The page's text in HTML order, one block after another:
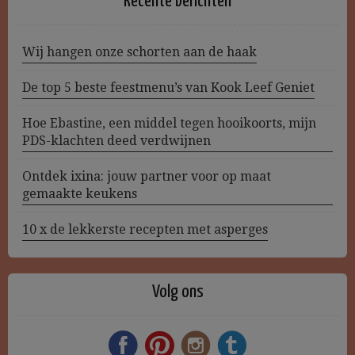
Wij hangen onze schorten aan de haak
De top 5 beste feestmenu’s van Kook Leef Geniet
Hoe Ebastine, een middel tegen hooikoorts, mijn
PDS-klachten deed verdwijnen
Ontdek ixina: jouw partner voor op maat
gemaakte keukens
10 x de lekkerste recepten met asperges
Volg ons